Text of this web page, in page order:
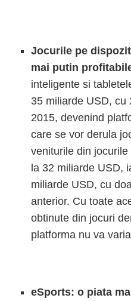
Jocurile pe
mai putin
inteligente si
35 miliarde USD, cu
2015, devenind
care se vor derula
veniturile din
la 32 miliarde USD,
miliarde USD, cu
anterior. Cu toate
obtinute din jocuri
platforma nu va
eSports: o piata